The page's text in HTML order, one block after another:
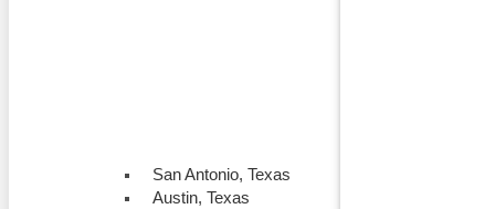
San Antonio, Texas
Austin, Texas